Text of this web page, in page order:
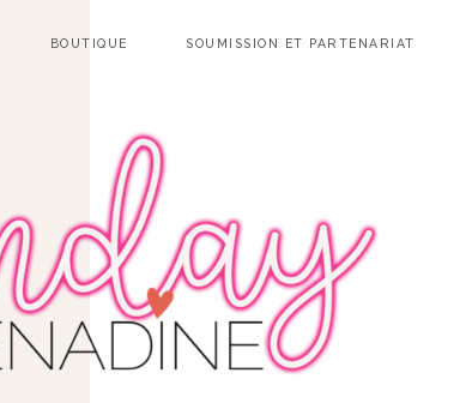
BOUTIQUE SOUMISSION ET PARTENARIAT